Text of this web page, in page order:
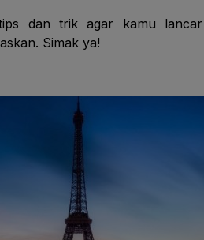
dan trik agar kamu lancar
Simak ya!